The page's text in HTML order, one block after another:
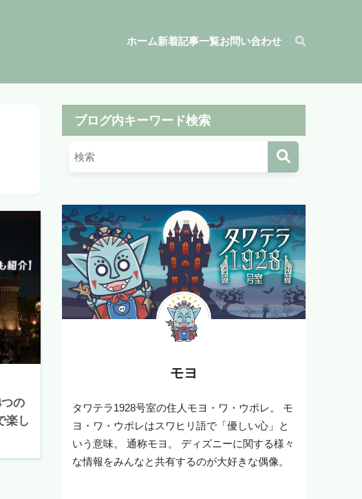
ホーム新着記事一覧お問い合わせ
の
楽し
ブログ内キーワード検索
モヨ
タワテラ1928号室の住人モヨ・ワ・ウポレ。 モ
ヨ・ワ・ウポレはスワヒリ語で「優しい心」と
いう意味。 通称モヨ。 ディズニーに関する様々
な情報をみんなと共有するのが大好きな偶像。